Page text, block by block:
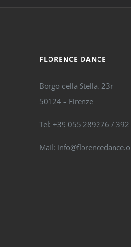
FLORENCE DANCE
Borgo della Stella, 23r
50124 – Firenze
Tel: +39 055.289276 /
Mail: